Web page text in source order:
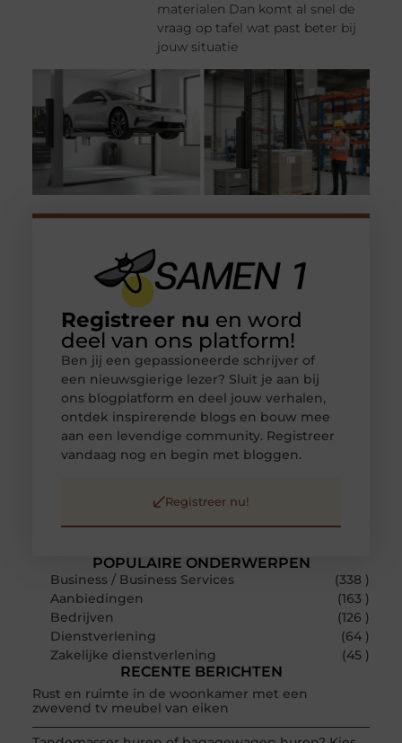
materialen Dan komt al snel de
vraag op tafel wat past beter bij
jouw situatie
POPULAIRE ONDERWERPEN
Business / Business Services
(338 )
Aanbiedingen
(163 )
Bedrijven
(126 )
Dienstverlening
(64 )
Zakelijke dienstverlening
(45 )
RECENTE BERICHTEN
Rust en ruimte in de woonkamer met een
zwevend tv meubel van eiken
Registreer nu en word
deel van ons platform!
Ben jij een gepassioneerde schrijver of
een nieuwsgierige lezer? Sluit je aan bij
ons blogplatform en deel jouw verhalen,
ontdek inspirerende blogs en bouw mee
aan een levendige community. Registreer
vandaag nog en begin met bloggen.
Registreer nu!